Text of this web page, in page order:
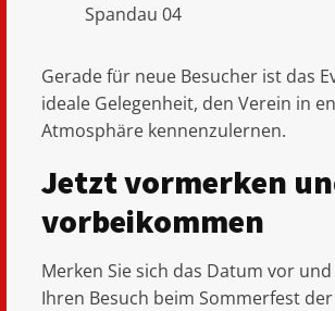
Spandau 04
Gerade für neue Besucher ist das
ideale Gelegenheit, den Verein in
Atmosphäre kennenzulernen.
Jetzt vormerken
vorbeikommen
Merken Sie sich das Datum vor
Ihren Besuch beim Sommerfest der